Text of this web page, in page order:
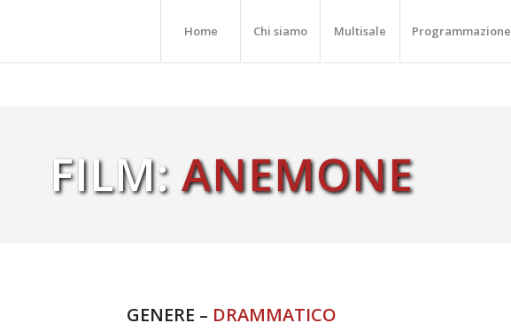
Home Chi siamo Multisale Programmazione
FILM: ANEMONE
GENERE – DRAMMATICO